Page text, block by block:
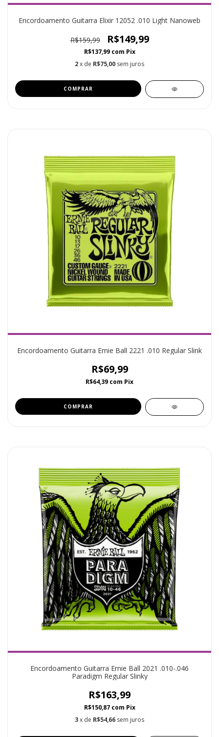
Encordoamento Guitarra Elixir 12052 .010 Light Nanoweb
R$159,99 R$149,99
R$137,99 com Pix
2x de R$75,00 sem juros
Encordoamento Guitarra Ernie Ball 2221 .010 Regular Slink
R$69,99
R$64,39 com Pix
Encordoamento Guitarra Ernie Ball 2021 .010-.046
Paradigm Regular Slinky
R$163,99
R$150,87 com Pix
3x de R$54,66 sem juros